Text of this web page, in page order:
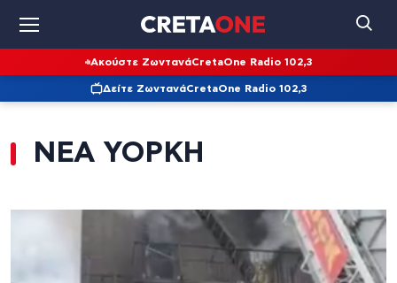
Ακούστε ΖωντανάCretaOne Radio 102,3
Δείτε ΖωντανάCretaOne Radio 102,3
ΝΕΑ ΥΟΡΚΗ